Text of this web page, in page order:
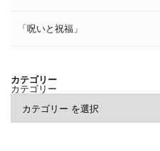
「呪いと祝福」
カテゴリー
カテゴリー